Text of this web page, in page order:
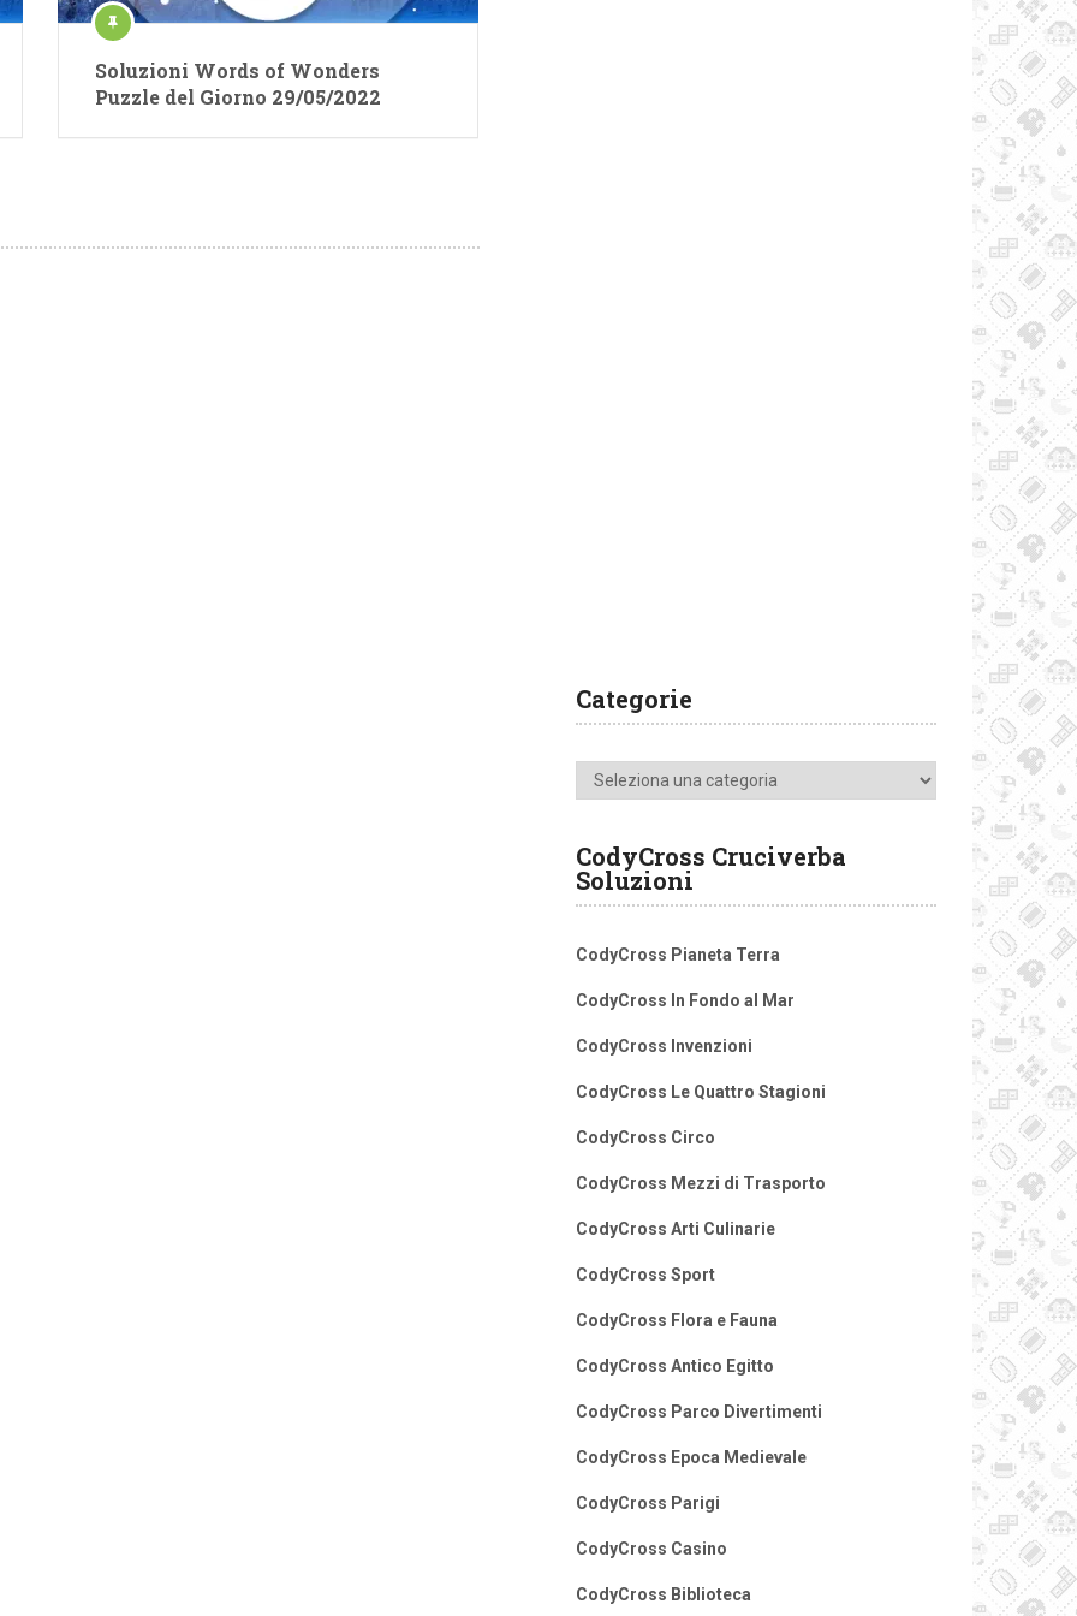
Soluzioni Words of Wonders
Puzzle del Giorno 29/05/2022
Categorie
Categorie
CodyCross Cruciverba
Soluzioni
CodyCross Pianeta Terra
CodyCross In Fondo al Mar
CodyCross Invenzioni
CodyCross Le Quattro Stagioni
CodyCross Circo
CodyCross Mezzi di Trasporto
CodyCross Arti Culinarie
CodyCross Sport
CodyCross Flora e Fauna
CodyCross Antico Egitto
CodyCross Parco Divertimenti
CodyCross Epoca Medievale
CodyCross Parigi
CodyCross Casino
CodyCross Biblioteca